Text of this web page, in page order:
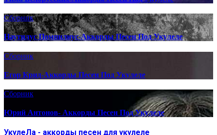
Сборник
Наутилус Помпилиус-Аккорды Песен Под Укулеле
Сборник
Егор Крид-Аккорды Песен Под Укулеле
Сборник
Юрий Антонов- Аккорды Песен Под Укулеле
УкулеЛа - аккорды песен для укулеле